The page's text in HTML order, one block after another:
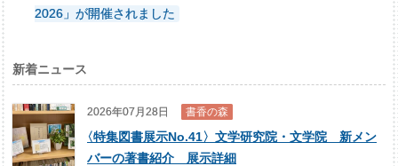
2026」が開催されました
新着ニュース
2026年07月28日 書香の森
〈特集図書展示No.41〉文学研究院・文学院 新メン
バーの著書紹介 展示詳細